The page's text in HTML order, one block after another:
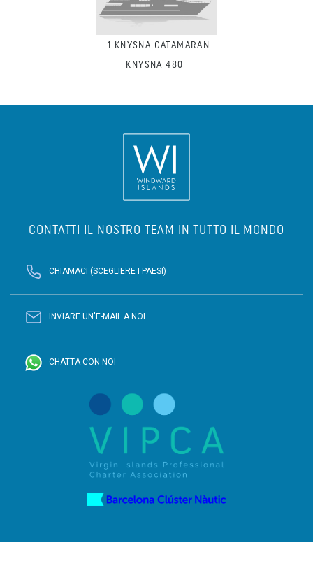
1
KNYSNA CATAMARAN
KNYSNA 480
CONTATTI IL NOSTRO TEAM IN TUTTO IL MONDO
CHIAMACI (SCEGLIERE I PAESI)
INVIARE UN'E-MAIL A NOI
CHATTA CON NOI